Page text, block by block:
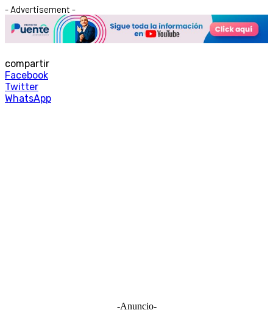
- Advertisement -
compartir
Facebook
Twitter
WhatsApp
-Anuncio-